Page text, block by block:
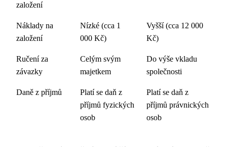
založení
Náklady na
založení
Nízké (cca 1
000 Kč)
Vyšší (cca 12 000
Kč)
Ručení za
závazky
Celým svým
majetkem
Do výše vkladu
společnosti
Daně z příjmů
Platí se daň z
příjmů fyzických
osob
Platí se daň z
příjmů právnických
osob